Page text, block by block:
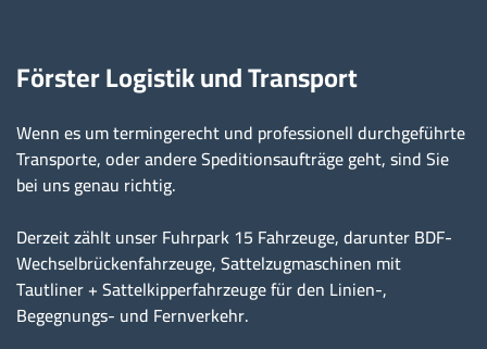
Förster Logistik und Transport
Wenn es um termingerecht und professionell durchgeführte
Transporte, oder andere Speditionsaufträge geht, sind Sie
bei uns genau richtig.
Derzeit zählt unser Fuhrpark 15 Fahrzeuge, darunter BDF-
Wechselbrückenfahrzeuge, Sattelzugmaschinen mit
Tautliner + Sattelkipperfahrzeuge für den Linien-,
Begegnungs- und Fernverkehr.